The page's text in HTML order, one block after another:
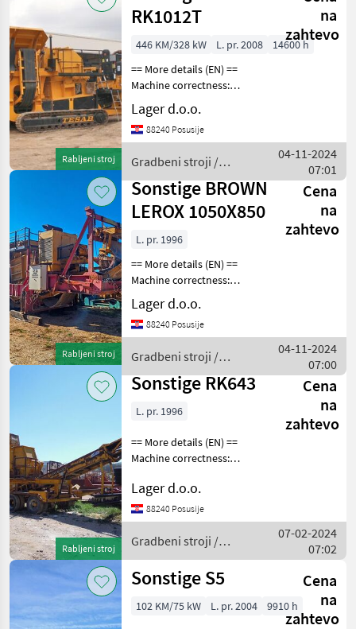
Rabljeni stroj
RK1012T
na
zahtevo
446 KM/328 kW L. pr. 2008
14600 h
== More details (EN) ==
Machine correctness:
Correct rotary mill with 4
beams curtain with ridge
(adjustable) capacity up to
1020x780mm
Lager d.o.o.
88240 Posusije
Gradbeni stroji /
Sonstige
04-11-2024
07:01
Rabljeni stroj
Sonstige BROWN
LEROX 1050X850
Cena
na
zahtevo
L. pr. 1996
== More details (EN) ==
Machine correctness:
Correct brand: BROWN
LEROX jaw mill inlet
opening 1050x850mm jaw
basket with feeder main
Lager d.o.o.
88240 Posusije
Gradbeni stroji /
Sonstige
04-11-2024
07:00
Rabljeni stroj
Sonstige RK643
Cena
na
zahtevo
L. pr. 1996
== More details (EN) ==
Machine correctness:
beams inlet opening
600x450mm max. input
grain size 200mm hopper
6m3 main belt 700mm
Lager d.o.o.
88240 Posusije
Gradbeni stroji /
Sonstige
07-02-2024
07:02
Sonstige S5
Cena
na
zahtevo
102 KM/75 kW L. pr. 2004 9910 h